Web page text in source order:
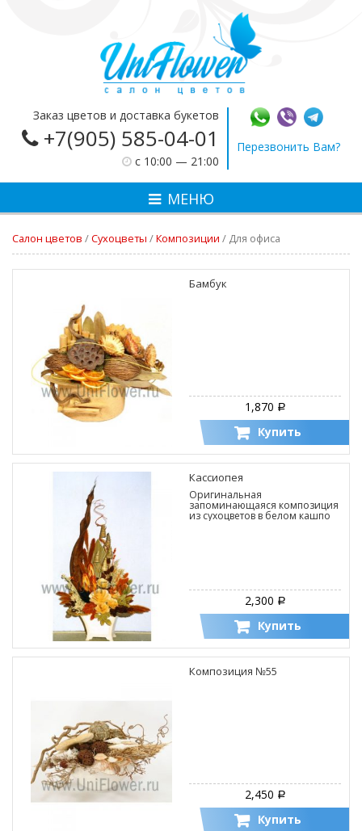
Заказ цветов и доставка букетов
+7(905) 585-04-01
c 10:00 — 21:00
Перезвонить Вам?
МЕНЮ
Салон цветов /Сухоцветы /Композиции / Для офиса
Бамбук
1,870 Р
Купить
Кассиопея
Оригинальная
запоминающаяся композиция
из сухоцветов в белом кашпо
2,300 Р
Купить
Композиция №55
2,450 Р
Купить